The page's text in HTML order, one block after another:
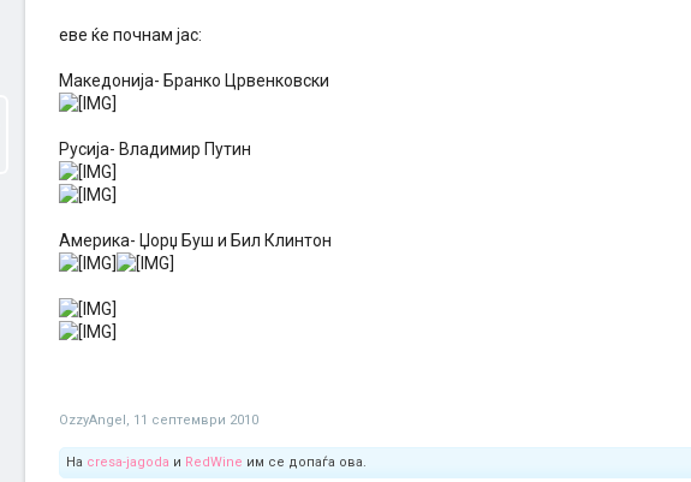
еве ќе почнам јас:
Македонија- Бранко Црвенковски
Русија- Владимир Путин
Америка- Џорџ Буш и Бил Клинтон
OzzyAngel, 11 септември 2010
На cresa-jagoda и RedWine им се допаѓа ова.